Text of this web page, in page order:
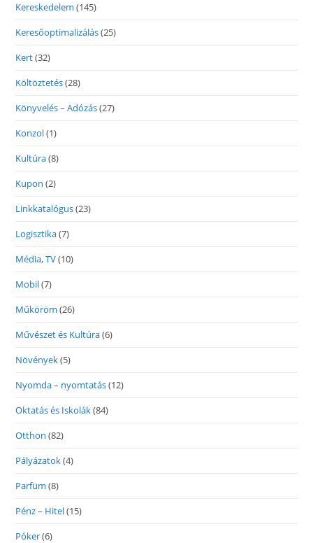
Kereskedelem (145)
Keresőoptimalizálás(25)
Kert(32)
Költöztetés(28)
Könyvelés – Adózás(27)
Konzol(1)
Kultúra(8)
Kupon (2)
Linkkatalógus(23)
Logisztika(7)
Média, TV(10)
Mobil(7)
Műköröm (26)
Művészet és Kultúra(6)
Növények(5)
Nyomda – nyomtatás(12)
Oktatás és Iskolák(84)
Otthon (82)
Pályázatok(4)
Parfüm (8)
Pénz – Hitel(15)
Póker(6)